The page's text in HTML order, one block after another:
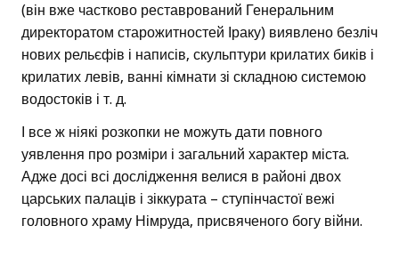
(він вже частково реставрований Генеральним
директоратом старожитностей Іраку) виявлено безліч
нових рельєфів і написів, скульптури крилатих биків і
крилатих левів, ванні кімнати зі складною системою
водостоків і т. д.
І все ж ніякі розкопки не можуть дати повного
уявлення про розміри і загальний характер міста.
Адже досі всі дослідження велися в районі двох
царських палаців і зіккурата – ступінчастої вежі
головного храму Німруда, присвяченого богу війни.